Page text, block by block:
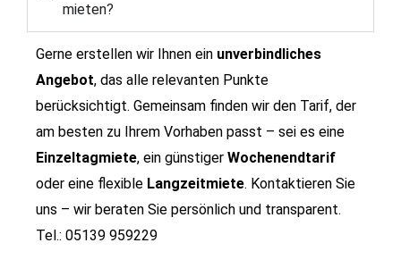
mieten?
Gerne erstellen wir Ihnen ein unverbindliches
Angebot, das alle relevanten Punkte
berücksichtigt. Gemeinsam finden wir den Tarif, der
am besten zu Ihrem Vorhaben passt – sei es eine
Einzeltagmiete, ein günstiger Wochenendtarif
oder eine flexible Langzeitmiete. Kontaktieren Sie
uns – wir beraten Sie persönlich und transparent.
Tel.: 05139 959229